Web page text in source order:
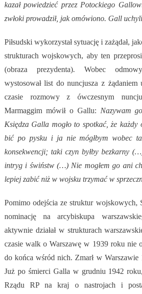
kazał powiedzieć przez Potockiego
zwłoki prowadził, jak omówiono. Gall
Piłsudski wykorzystał sytuację i zażądał,
strukturach wojskowych, aby ten
(obraza prezydenta). Wobec
wystosował list do nuncjusza z żądaniem
czasie rozmowy z ówczesnym
Marmaggim mówił o Gallu: Nazywam
Księdza Galla mogło to spotkać, że
bić po pysku i ja nie mógłbym wobec
konsekwencji; taki czyn byłby bezkarny
intryg i świństw (…) Nie mogłem go ani
lepiej zabić niż w wojsku trzymać w
Pomimo odejścia ze struktur wojskowych,
nominację na arcybiskupa
aktywnie działał w strukturach
czasie walk o Warszawę w 1939 roku nie
do końca wśród nich. Zmarł w Warszawie
Już po śmierci Galla w grudniu 1942
Rządu RP na kraj o nastrojach i